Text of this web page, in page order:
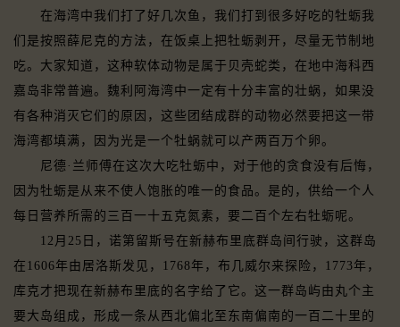
在海湾中我们打了好几次鱼，我们打到很多好吃的牡蛎我
们是按照薛尼克的方法，在饭桌上把牡蛎剥开，尽量无节制地
吃。大家知道，这种软体动物是属于贝壳蛇类，在地中海科西
嘉岛非常普遍。魏利阿海湾中一定有十分丰富的壮蜗，如果没
有各种消灭它们的原因，这些团结成群的动物必然要把这一带
海湾都填满，因为光是一个牡蜗就可以产两百万个卵。
尼德·兰师傅在这次大吃牡蛎中，对于他的贪食没有后悔，
因为牡蛎是从来不使人饱胀的唯一的食品。是的，供给一个人
每日营养所需的三百一十五克氮素，要二百个左右牡蛎呢。
12月25日，诺第留斯号在新赫布里底群岛间行驶，这群岛
在1606年由居洛斯发见，1768年，布几威尔来探险，1773年，
库克才把现在新赫布里底的名字给了它。这一群岛屿由丸个主
要大岛组成，形成一条从西北偏北至东南偏南的一百二十里的